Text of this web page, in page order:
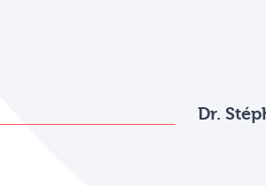
Dr.